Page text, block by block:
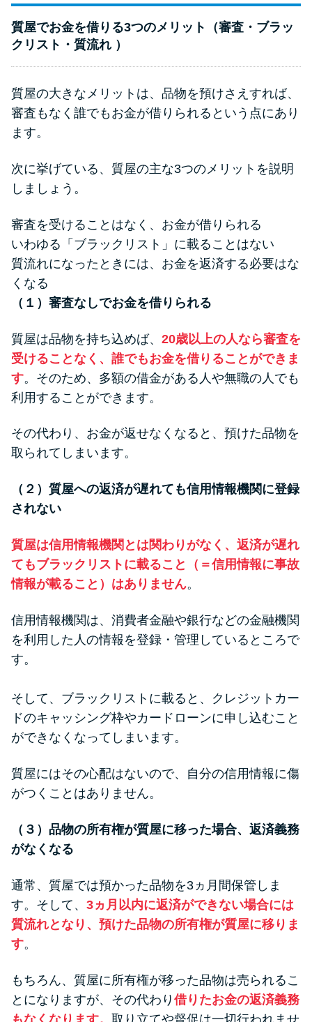
質屋でお金を借りる3つのメリット（審査・ブラッ
クリスト・質流れ ）
質屋の大きなメリットは、品物を預けさえすれば、
審査もなく誰でもお金が借りられるという点にあり
ます。
次に挙げている、質屋の主な3つのメリットを説明
しましょう。
審査を受けることはなく、お金が借りられる
いわゆる「ブラックリスト」に載ることはない
質流れになったときには、お金を返済する必要はな
くなる
（１）審査なしでお金を借りられる
質屋は品物を持ち込めば、 20歳以上の人なら審査を
受けることなく、誰でもお金を借りることができま
す。そのため、多額の借金がある人や無職の人でも
利用することができます。
その代わり、お金が返せなくなると、預けた品物を
取られてしまいます。
（２）質屋への返済が遅れても信用情報機関に登録
されない
質屋は信用情報機関とは関わりがなく、返済が遅れ
てもブラックリストに載ること（＝信用情報に事故
情報が載ること）はありません。
信用情報機関は、消費者金融や銀行などの金融機関
を利用した人の情報を登録・管理しているところで
す。
そして、ブラックリストに載ると、クレジットカー
ドのキャッシング枠やカードローンに申し込むこと
ができなくなってしまいます。
質屋にはその心配はないので、自分の信用情報に傷
がつくことはありません。
（３）品物の所有権が質屋に移った場合、返済義務
がなくなる
通常、質屋では預かった品物を3ヵ月間保管しま
す。そして、 3ヵ月以内に返済ができない場合には
質流れとなり、預けた品物の所有権が質屋に移りま
す。
もちろん、質屋に所有権が移った品物は売られるこ
とになりますが、その代わり 借りたお金の返済義務
もなくなります。 取り立てや督促は一切行われませ